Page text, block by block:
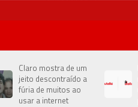
Claro mostra de um
jeito descontraído a
fúria de muitos ao
usar a internet